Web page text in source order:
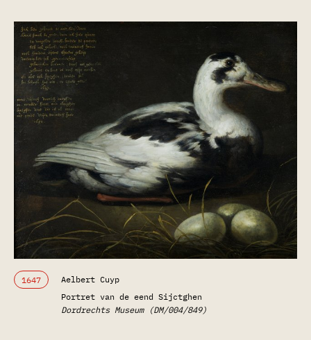
Aelbert Cuyp
Portret van de eend Sijctghen
Dordrechts Museum (DM/004/849)
1647